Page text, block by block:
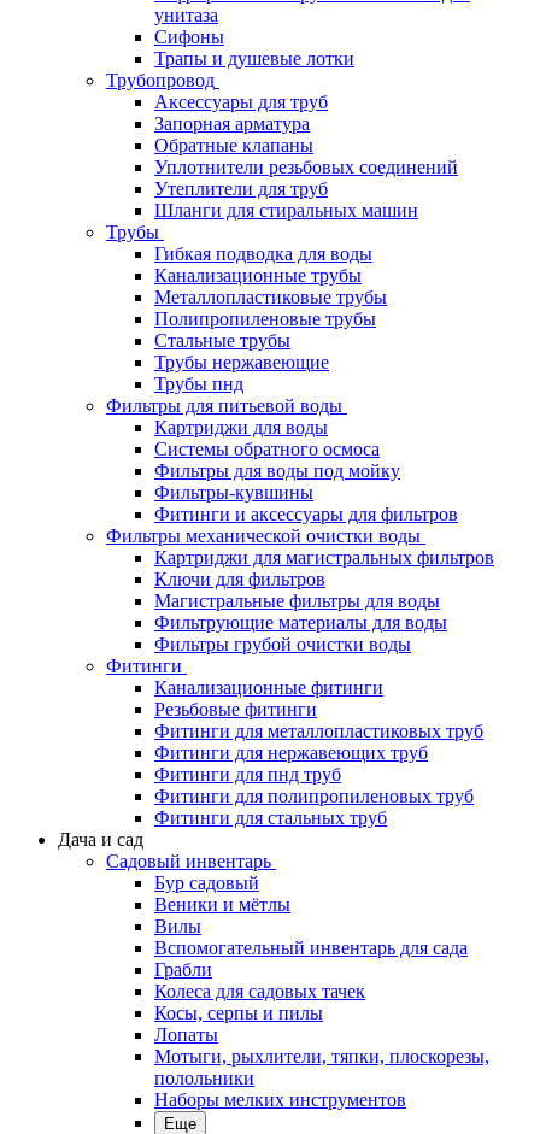
унитаза
Сифоны
Трапы и душевые лотки
Трубопровод
Аксессуары для труб
Запорная арматура
Обратные клапаны
Уплотнители резьбовых соединений
Утеплители для труб
Шланги для стиральных машин
Трубы
Гибкая подводка для воды
Канализационные трубы
Металлопластиковые трубы
Полипропиленовые трубы
Стальные трубы
Трубы нержавеющие
Трубы пнд
Фильтры для питьевой воды
Картриджи для воды
Системы обратного осмоса
Фильтры для воды под мойку
Фильтры-кувшины
Фитинги и аксессуары для фильтров
Фильтры механической очистки воды
Картриджи для магистральных фильтров
Ключи для фильтров
Магистральные фильтры для воды
Фильтрующие материалы для воды
Фильтры грубой очистки воды
Фитинги
Канализационные фитинги
Резьбовые фитинги
Фитинги для металлопластиковых труб
Фитинги для нержавеющих труб
Фитинги для пнд труб
Фитинги для полипропиленовых труб
Фитинги для стальных труб
Дача и сад
Садовый инвентарь
Бур садовый
Веники и мётлы
Вилы
Вспомогательный инвентарь для сада
Грабли
Колеса для садовых тачек
Косы, серпы и пилы
Лопаты
Мотыги, рыхлители, тяпки, плоскорезы,
полольники
Наборы мелких инструментов
Еще